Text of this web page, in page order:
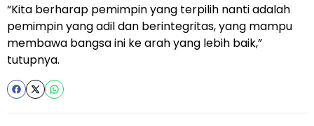
“Kita berharap pemimpin yang terpilih nanti adalah
pemimpin yang adil dan berintegritas, yang mampu
membawa bangsa ini ke arah yang lebih baik,”
tutupnya.